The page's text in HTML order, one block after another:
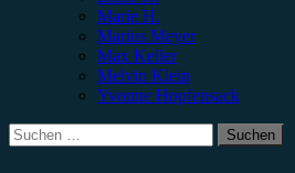
Marie H.
Marius Meyer
Max Keller
Melvin Klein
Yvonne Hopfensack
Suchen
nach: